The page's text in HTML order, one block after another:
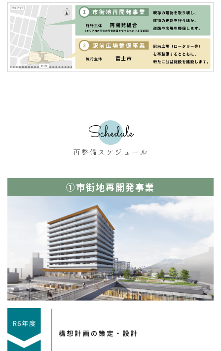
Schedule
再整備スケジュール
①市街地再開発事業